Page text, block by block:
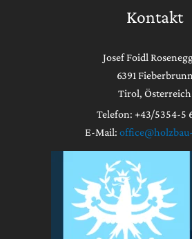
Kontakt
Josef Foidl
6391 Fieberbrunn
Tirol, Österreich
Telefon: +43/5354-5
E-Mail: